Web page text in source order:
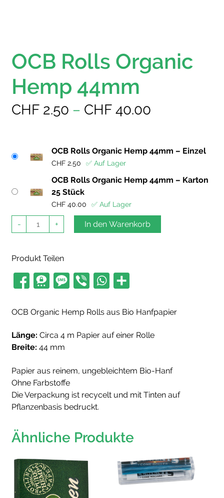
OCB Rolls Organic
Hemp 44mm
CHF 2.50 – CHF 40.00
bis
CHF 40.00
OCB Rolls Organic Hemp 44mm – Einzel
CHF 2.50 ✅ Auf Lager
OCB Rolls Organic Hemp 44mm – Karton
25 Stück
CHF 40.00 ✅ Auf Lager
-
OCB
Rolls
Organic
Menge
+ In den Warenkorb
Produkt Teilen
OCB Organic Hemp Rolls aus Bio Hanfpapier
Länge: Circa 4 m Papier auf einer Rolle
Breite: 44 mm
Papier aus reinem, ungebleichtem Bio-Hanf
Ohne Farbstoffe
Die Verpackung ist recycelt und mit Tinten auf
Pflanzenbasis bedruckt.
Ähnliche Produkte